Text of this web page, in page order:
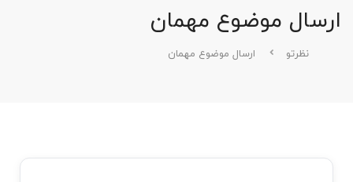
ارسال موضوع مهمان
نظرتو ارسال موضوع مهمان